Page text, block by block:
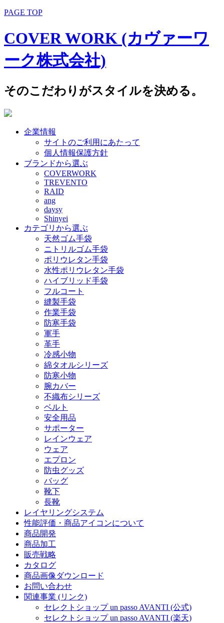
PAGE TOP
COVER WORK (カヴァーワ
ーク株式会社)
そのこだわりがスタイルを決める。
企業情報
サイトのご利用にあたって
個人情報保護方針
ブランドから選ぶ
COVERWORK
TREVENTO
RAID
ang
daysy
Shinyei
カテゴリから選ぶ
天然ゴム手袋
ニトリルゴム手袋
ポリウレタン手袋
水性ポリウレタン手袋
ハイブリッド手袋
フルコート
縫製手袋
作業手袋
防寒手袋
軍手
革手
冷感小物
綿タオルシリーズ
防寒小物
腕カバー
不織布シリーズ
ベルト
安全用品
サポーター
レインウェア
ウェア
エプロン
防虫グッズ
バッグ
靴下
長靴
レイヤリングシステム
性能評価・商品アイコンについて
商品開発
商品加工
販売戦略
カタログ
商品画像ダウンロード
お問い合わせ
関連事業 (リンク)
セレクトショップ un passo AVANTI (公式)
セレクトショップ un passo AVANTI (楽天)